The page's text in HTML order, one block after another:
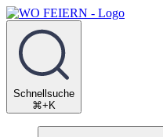
Schnellsuche
⌘+K